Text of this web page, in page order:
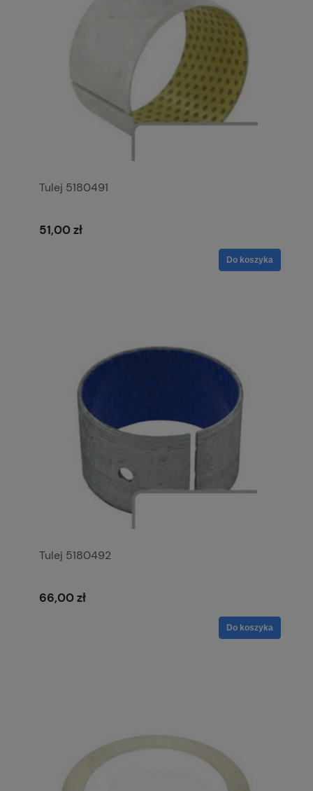
Tulej 5180491
51,00 zł
Do koszyka
Tulej 5180492
66,00 zł
Do koszyka